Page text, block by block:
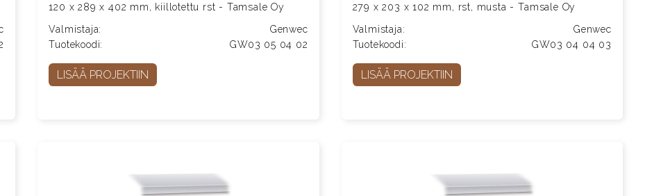
120 x 289 x 402 mm, kiillotettu rst - Tamsale Oy
Valmistaja:
Genwec
Tuotekoodi:
GW03 05 04 02
LISÄÄ PROJEKTIIN
279 x 203 x 102 mm, rst, musta - Tamsale Oy
Valmistaja:
Genwec
Tuotekoodi:
GW03 04 04 03
LISÄÄ PROJEKTIIN